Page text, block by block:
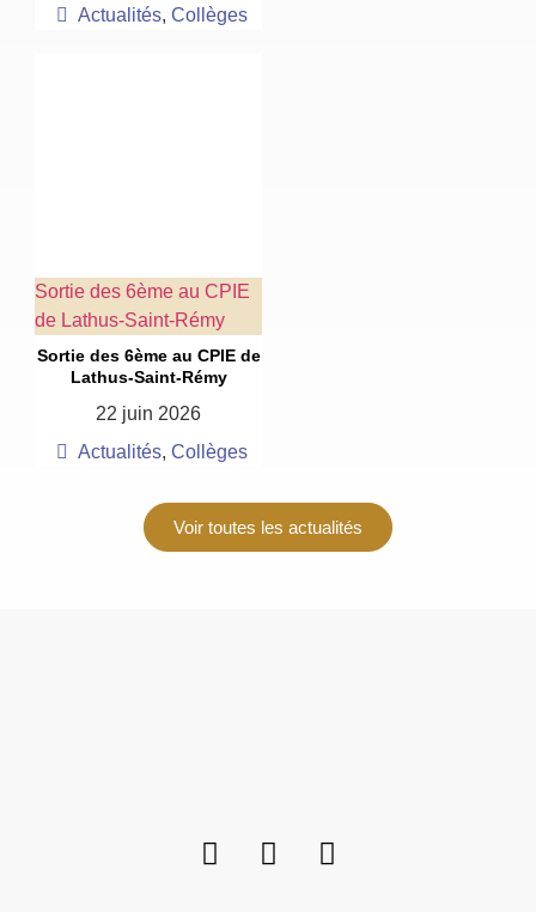
Actualités, Collèges
Sortie des 6ème au CPIE
de Lathus-Saint-Rémy
Sortie des 6ème au CPIE de
Lathus-Saint-Rémy
22 juin 2026
Actualités, Collèges
Voir toutes les actualités